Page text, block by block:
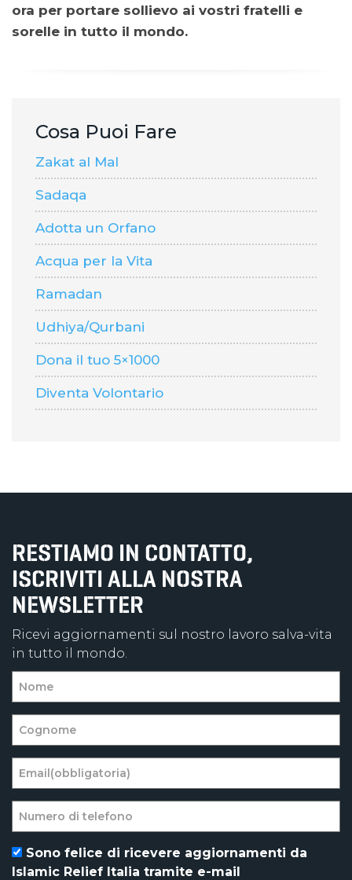
ora per portare sollievo ai vostri fratelli e
sorelle in tutto il mondo.
Cosa Puoi Fare
Zakat al Mal
Sadaqa
Adotta un Orfano
Acqua per la Vita
Ramadan
Udhiya/Qurbani
Dona il tuo 5×1000
Diventa Volontario
RESTIAMO IN CONTATTO,
ISCRIVITI ALLA NOSTRA
NEWSLETTER
Ricevi aggiornamenti sul nostro lavoro salva-vita
in tutto il mondo.
Sono felice di ricevere aggiornamenti da
Islamic Relief Italia tramite e-mail